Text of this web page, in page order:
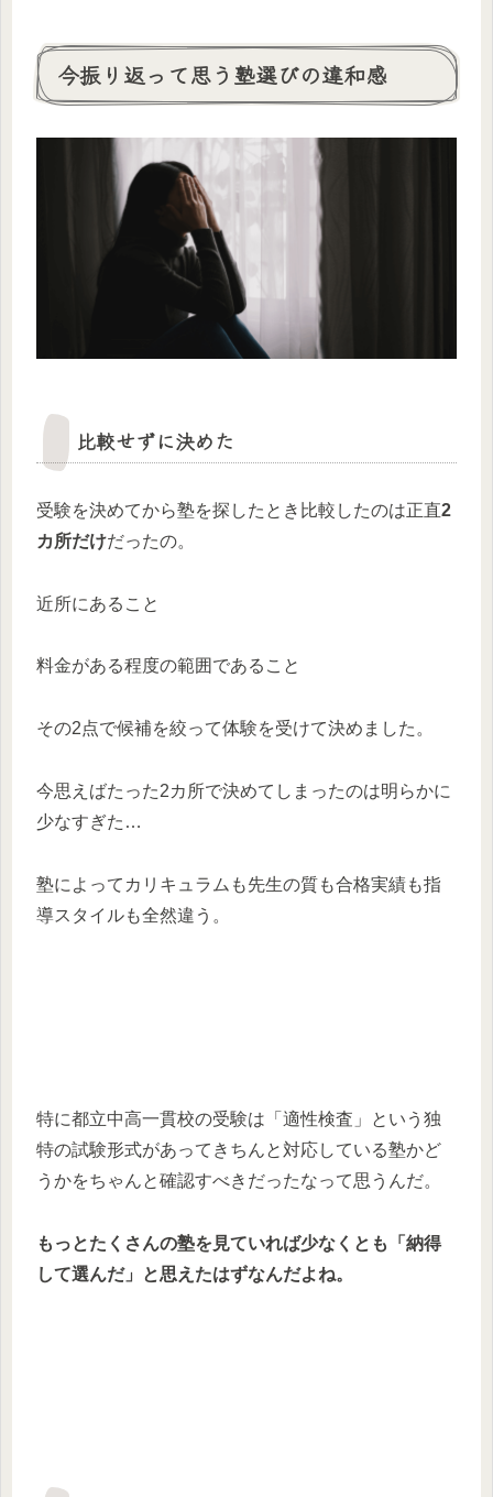
今振り返って思う塾選びの違和感
比較せずに決めた
受験を決めてから塾を探したとき比較したのは正直2
カ所だけだったの。
近所にあること
料金がある程度の範囲であること
その2点で候補を絞って体験を受けて決めました。
今思えばたった2カ所で決めてしまったのは明らかに
少なすぎた…
塾によってカリキュラムも先生の質も合格実績も指
導スタイルも全然違う。
特に都立中高一貫校の受験は「適性検査」という独
特の試験形式があってきちんと対応している塾かど
うかをちゃんと確認すべきだったなって思うんだ。
もっとたくさんの塾を見ていれば少なくとも「納得
して選んだ」と思えたはずなんだよね。